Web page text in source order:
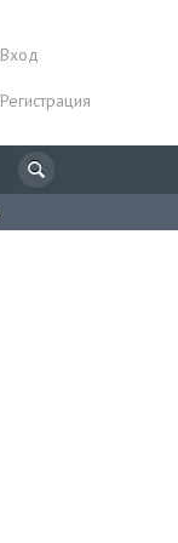
Вход
Регистрация